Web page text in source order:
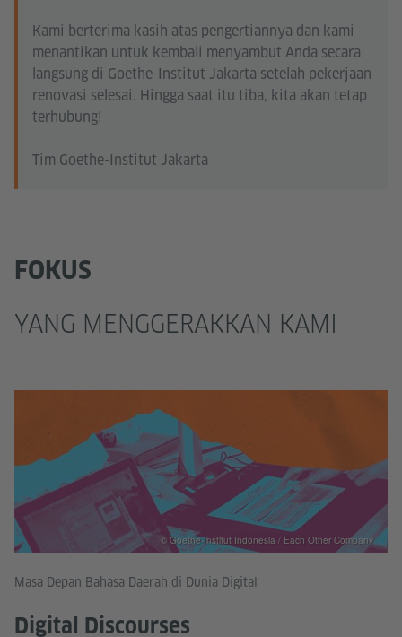
Kami berterima kasih atas pengertiannya dan kami
menantikan untuk kembali menyambut Anda secara
langsung di Goethe-Institut Jakarta setelah pekerjaan
renovasi selesai. Hingga saat itu tiba, kita akan tetap
terhubung!
Tim Goethe-Institut Jakarta
FOKUS
YANG MENGGERAKKAN KAMI
Masa Depan Bahasa Daerah di Dunia Digital
Digital Discourses
© Goethe-Institut Indonesia / Each Other Company